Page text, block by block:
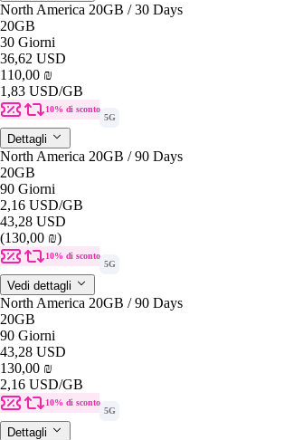
North America 20GB / 30 Days
20GB
30 Giorni
36,62 USD
110,00 ₪
1,83 USD/GB
10% di sconto
5G
Dettagli
North America 20GB / 90 Days
20GB
90 Giorni
2,16 USD/GB
43,28 USD
(130,00 ₪)
10% di sconto
5G
Vedi dettagli
North America 20GB / 90 Days
20GB
90 Giorni
43,28 USD
130,00 ₪
2,16 USD/GB
10% di sconto
5G
Dettagli